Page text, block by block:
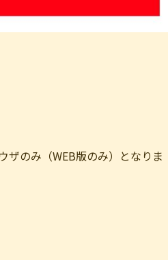
ザのみ（WEB版のみ）となりま